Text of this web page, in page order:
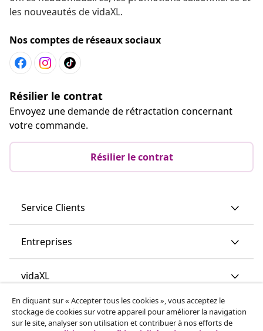
les nouveautés de vidaXL.
Nos comptes de réseaux sociaux
Résilier le contrat
Envoyez une demande de rétractation concernant
votre commande.
Résilier le contrat
Service Clients
Entreprises
vidaXL
Découvrez-en plus
En cliquant sur « Accepter tous les cookies », vous acceptez le
stockage de cookies sur votre appareil pour améliorer la navigation
sur le site, analyser son utilisation et contribuer à nos efforts de